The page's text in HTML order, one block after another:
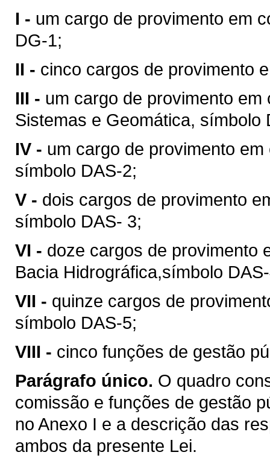
I - um cargo de provimento em
DG-1;
II - cinco cargos de provimento
III - um cargo de provimento
Sistemas e Geomática, símbolo
IV - um cargo de provimento
símbolo DAS-2;
V - dois cargos de provimento
símbolo DAS- 3;
VI - doze cargos de provimento
Bacia Hidrográfica,símbolo
VII - quinze cargos de
símbolo DAS-5;
VIII - cinco funções de gestão
Parágrafo único. O quadro
comissão e funções de gestão
no Anexo I e a descrição das
ambos da presente Lei.